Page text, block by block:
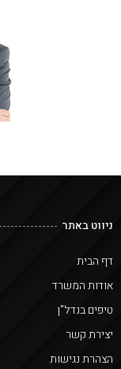
ניווט באתר
דף הבית
אודות המשרד
טיפים בנדל"ן
יצירת קשר
הצהרת נגישות